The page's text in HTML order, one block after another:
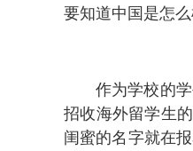
要知道中国是怎
作为学校的
招收海外留学生
闺蜜的名字就在